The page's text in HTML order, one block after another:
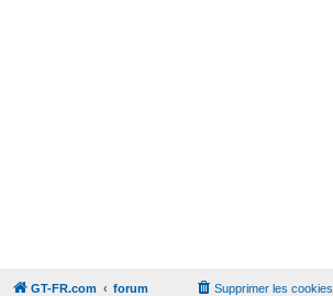
GT-FR.com forum Supprimer les cookies